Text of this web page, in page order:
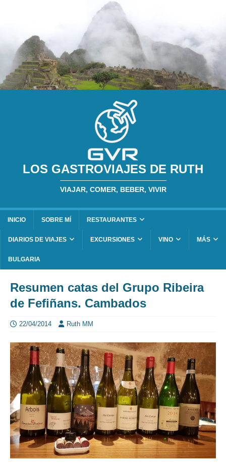
LOS GASTROVIAJES DE RUTH
VIAJAR, COMER, BEBER, VIVIR
INICIO SOBRE MÍ RESTAURANTES
DIARIOS DE VIAJES EXCURSIONES VINO MÁS
BULGARIA
Resumen catas del Grupo Ribeira
de Fefiñans. Cambados
22/04/2014 Ruth MM